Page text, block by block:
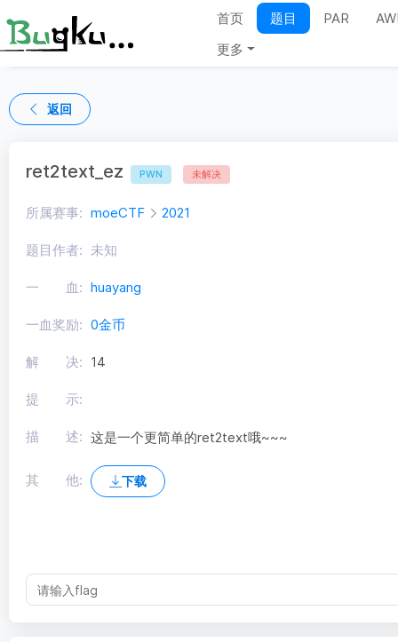
首页 题目 PAR
更多
返回
ret2text_ez PWN 未解决
所属赛事: moeCTF 2021
题目作者: 未知
一 血: huayang
一血奖励: 0金币
解 决: 14
提 示:
描 述: 这是一个更简单的ret2text哦~~~
其 他: 下载